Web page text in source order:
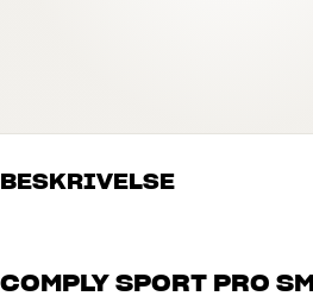
BESKRIVELSE
COMPLY SPORT PRO